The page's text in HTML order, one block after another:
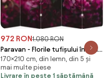
972 RON 1.080 RON
Paravan - Florile tufișului înflorit
(210x170 cm)
170×210 cm, din lemn, din 5 și
mai multe piese
Livrare în peste 1 săptămână